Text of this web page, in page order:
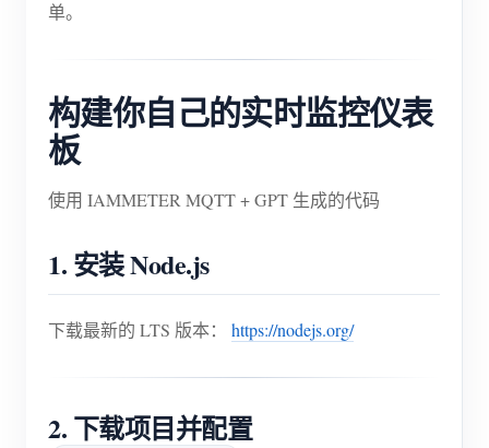
单。
构建你自己的实时监控仪表
板
使用 IAMMETER MQTT + GPT 生成的代码
1. 安装 Node.js
下载最新的 LTS 版本： https://nodejs.org/
2. 下载项目并配置